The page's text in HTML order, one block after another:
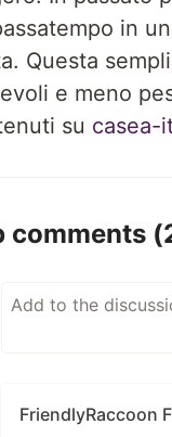
in
Questa
e meno
su casea-
comments
FriendlyRaccoon